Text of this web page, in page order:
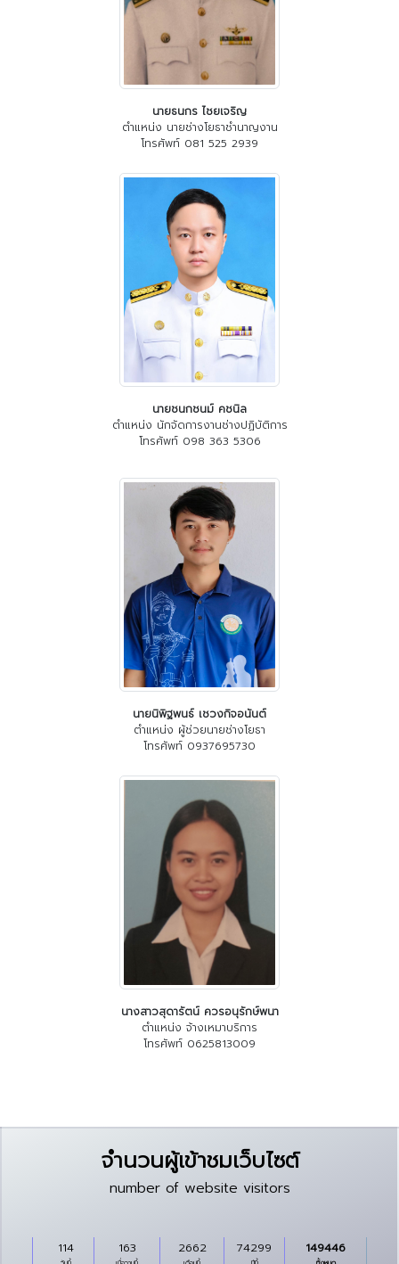
นายธนกร ไชยเจริญ
ตำแหน่ง นายช่างโยธาชำนาญงาน
โทรศัพท์ 081 525 2939
นายชนกชนม์ คชนิล
ตำแหน่ง นักจัดการงานช่างปฏิบัติการ
โทรศัพท์ 098 363 5306
นายนิพิฐพนธ์ เชวงกิจอนันต์
ตำแหน่ง ผู้ช่วยนายช่างโยธา
โทรศัพท์ 0937695730
นางสาวสุดารัตน์ ควรอนุรักษ์พนา
ตำแหน่ง จ้างเหมาบริการ
โทรศัพท์ 0625813009
จำนวนผู้เข้าชมเว็บไซต์
number of website visitors
114 163 2662 74299 149446